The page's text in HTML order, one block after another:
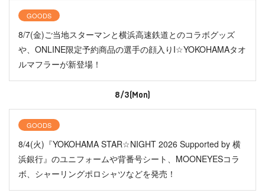
GOODS
8/7(金)ご当地スターマンと横浜高速鉄道とのコラボグッズ
や、ONLINE限定予約商品の選手の顔入りI☆YOKOHAMAタオ
ルマフラーが新登場！
8/3(Mon)
GOODS
8/4(火)『YOKOHAMA STAR☆NIGHT 2026 Supported by 横
浜銀行』のユニフォームや背番号シート、MOONEYESコラ
ボ、シャーリングポロシャツなどを発売！